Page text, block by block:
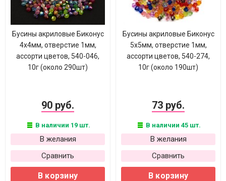
Бусины акриловые Биконус
4х4мм, отверстие 1мм,
ассорти цветов, 540-046,
10г (около 290шт)
90 руб.
В наличии 19 шт.
В желания
Сравнить
В корзину
Бусины акриловые Биконус
5х5мм, отверстие 1мм,
ассорти цветов, 540-274,
10г (около 190шт)
73 руб.
В наличии 45 шт.
В желания
Сравнить
В корзину